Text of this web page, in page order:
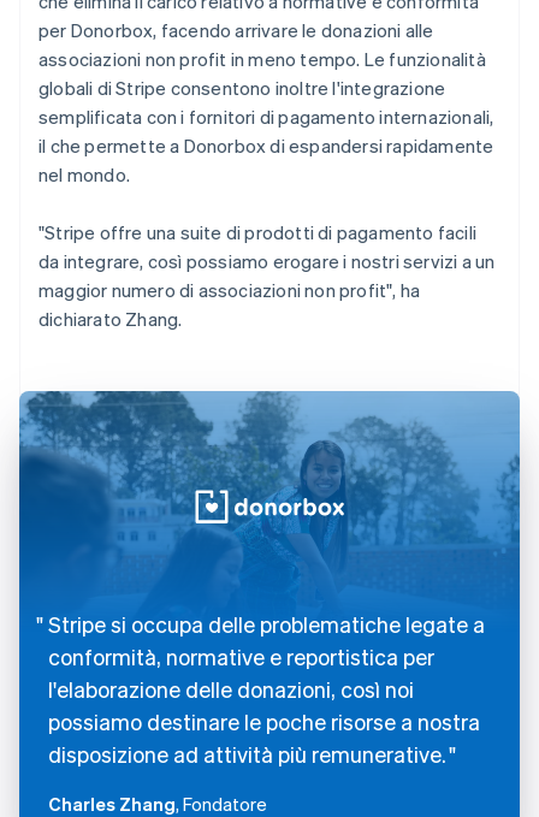
per Donorbox, facendo arrivare le donazioni alle
associazioni non profit in meno tempo. Le funzionalità
globali di Stripe consentono inoltre l'integrazione
semplificata con i fornitori di pagamento internazionali,
il che permette a Donorbox di espandersi rapidamente
nel mondo.
"Stripe offre una suite di prodotti di pagamento facili
da integrare, così possiamo erogare i nostri servizi a un
maggior numero di associazioni non profit", ha
dichiarato Zhang.
Stripe si occupa delle problematiche legate a
conformità, normative e reportistica per
l'elaborazione delle donazioni, così noi
possiamo destinare le poche risorse a nostra
disposizione ad attività più remunerative.
Charles Zhang, Fondatore